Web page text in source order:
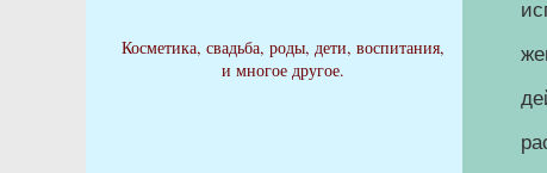
Косметика, свадьба, роды, дети, воспитания,
и многое другое.